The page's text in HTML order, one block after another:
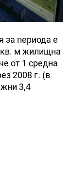
за периода е
кв. м жилищна
от 1 средна
2008 г. (в
3,4